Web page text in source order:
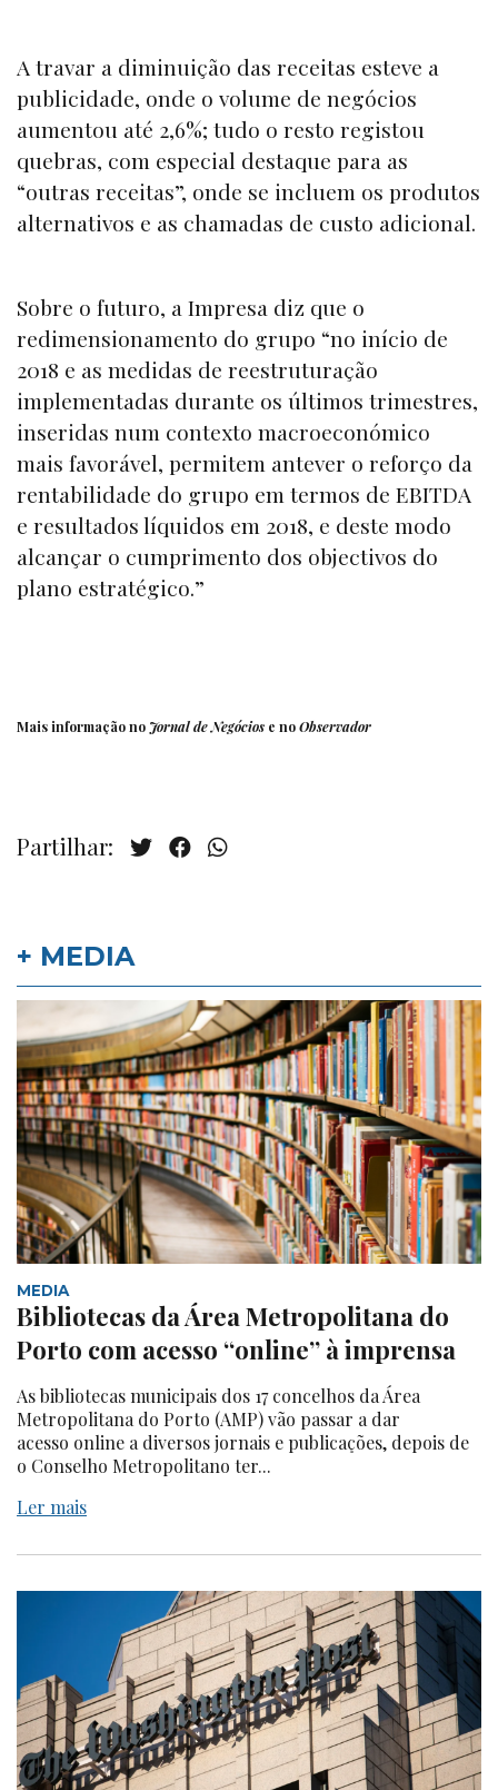
A travar a diminuição das receitas esteve a
publicidade, onde o volume de negócios
aumentou até 2,6%; tudo o resto registou
quebras, com especial destaque para as
“outras receitas”, onde se incluem os produtos
alternativos e as chamadas de custo adicional.
Sobre o futuro, a Impresa diz que o
redimensionamento do grupo “no início de
2018 e as medidas de reestruturação
implementadas durante os últimos trimestres,
inseridas num contexto macroeconómico
mais favorável, permitem antever o reforço da
rentabilidade do grupo em termos de EBITDA
e resultados líquidos em 2018, e deste modo
alcançar o cumprimento dos objectivos do
plano estratégico.”
Mais informação no Jornal de Negócios e noObservador
Partilhar:
+ MEDIA
MEDIA
Bibliotecas da Área Metropolitana do
Porto com acesso “online” à imprensa
As bibliotecas municipais dos 17 concelhos da Área
Metropolitana do Porto (AMP) vão passar a dar
acesso online a diversos jornais e publicações, depois de
o Conselho Metropolitano ter...
Ler mais